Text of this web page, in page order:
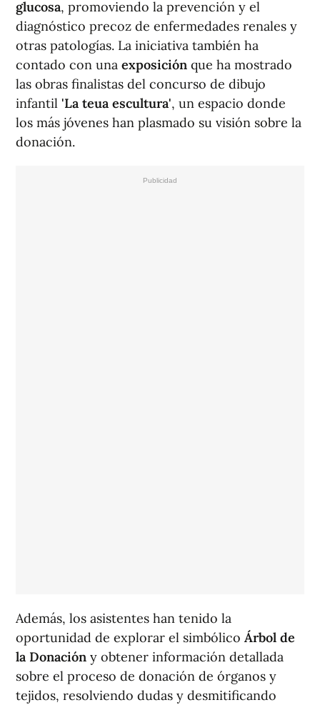
glucosa, promoviendo la prevención y el
diagnóstico precoz de enfermedades renales y
otras patologías. La iniciativa también ha
contado con una exposición que ha mostrado
las obras finalistas del concurso de dibujo
infantil 'La teua escultura', un espacio donde
los más jóvenes han plasmado su visión sobre la
donación.
Además, los asistentes han tenido la
oportunidad de explorar el simbólico Árbol de
la Donación y obtener información detallada
sobre el proceso de donación de órganos y
tejidos, resolviendo dudas y desmitificando